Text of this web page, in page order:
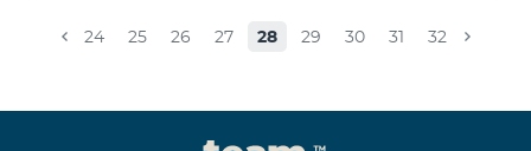
Lawyer, Sofetch և BridgeSoft: Պաշտոնական
Հայաստանի բիզնես հրեշտակների ցանցի
(BANA) հետ համատեղ իրականացվող Beeline
24 25 26 27 28 29 30 31 32